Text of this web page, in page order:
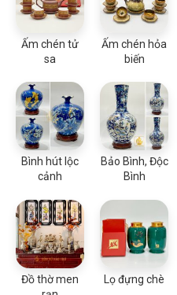
Ấm chén tử
sa
Ấm chén hỏa
biến
Bình hút lộc
cảnh
Bảo Bình, Độc
Bình
Đồ thờ men
Lọ đựng chè